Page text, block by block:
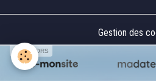
Gestion des
SPONSORS